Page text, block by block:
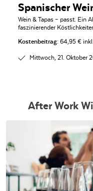
Spanischer
Wein & Tapas – passt. Ein
faszinierender
Kostenbeitrag: 64,95 €
Mittwoch, 21. Oktober
After Work